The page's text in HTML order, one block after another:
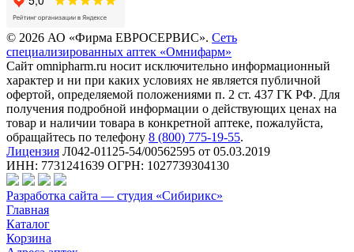
© 2026 АО «Фирма ЕВРОСЕРВИС». Сеть
специализированных аптек «Омнифарм»
Сайт omnipharm.ru носит исключительно информационный
характер и ни при каких условиях не является публичной
офертой, определяемой положениями п. 2 ст. 437 ГК РФ. Для
получения подробной информации о действующих ценах на
товар и наличии товара в конкретной аптеке, пожалуйста,
обращайтесь по телефону 8 (800) 775-19-55.
Лицензия Л042-01125-54/00562595 от 05.03.2019
ИНН: 7731241639 ОГРН: 1027739304130
Разработка сайта — студия «Сибирикс»
Главная
Каталог
Корзина